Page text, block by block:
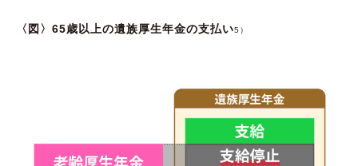
〈図〉65歳以上の遺族厚生年金の支払い5）